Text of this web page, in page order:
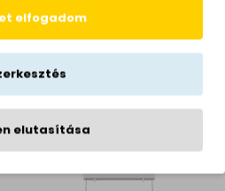
www.trio-lighting.com
elfogadom
elutasítása